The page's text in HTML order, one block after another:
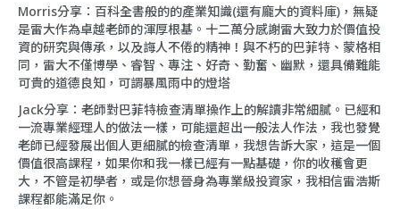
Morris分享：百科全書般的的產業知識(還有龐大的資料庫)，無疑
是雷大作為卓越老師的渾厚根基。十二萬分感謝雷大致力於價值投
資的研究與傳承，以及誨人不倦的精神！與不朽的巴菲特、蒙格相
同，雷大不僅博學、睿智、專注、好奇、勤奮、幽默，還具備難能
可貴的道德良知，可謂暴風雨中的燈塔
Jack分享：老師對巴菲特檢查清單操作上的解讀非常細膩。已經和
一流專業經理人的做法一樣，可能還超出一般法人作法，我也發覺
老師已經發展出個人更細膩的檢查清單，我想告訴大家，這是一個
價值很高課程，如果你和我一樣已經有一點基礎，你的收穫會更
大，不管是初學者，或是你想晉身為專業級投資家，我相信雷浩斯
課程都能滿足你。